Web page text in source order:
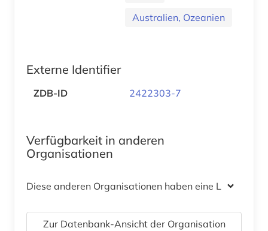
Australien, Ozeanien
Externe Identifier
ZDB-ID 2422303-7
Verfügbarkeit in anderen
Organisationen
Diese anderen Organisationen haben eine Lizenz
Zur Datenbank-Ansicht der Organisation